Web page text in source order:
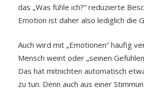
das „Was fühle ich?“ reduzierte
Emotion ist daher also lediglich die
Auch wird mit „Emotionen“ häufig
Mensch weint oder „seinen
Das hat mitnichten automatisch
zu tun. Denn auch aus einer